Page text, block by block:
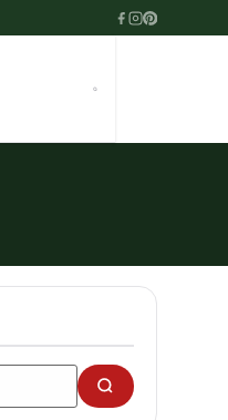
Cauta